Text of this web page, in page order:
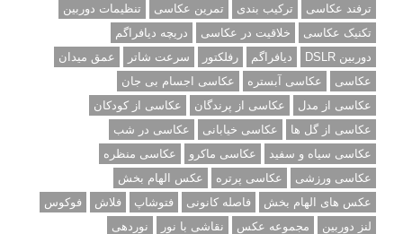
ترفند عکاسی
ترکیب بندی تمرین عکاسی
تنظیمات دوربین
تکنیک عکاسی
خلاقیت در عکاسی
دریچه دیافراگم
دوربین DSLR
دیافراگم رفلکتور سرعت شاتر
عمق میدان
عکاسی
عکاسی آبستره
عکاسی اجسام بی جان
عکاسی از مدل
عکاسی از پرندگان
عکاسی از کودکان
عکاسی از گل ها
عکاسی خیابانی
عکاسی در شب
عکاسی سیاه و سفید
عکاسی ماکرو
عکاسی منظره
عکاسی ورزشی
عکاسی پرتره
عکس الهام بخش
عکس های الهام بخش
فاصله کانونی فتوشاپ فلاش
فوکوس
لنز دوربین
مجموعه عکس نقاشی با نور
نوردهی